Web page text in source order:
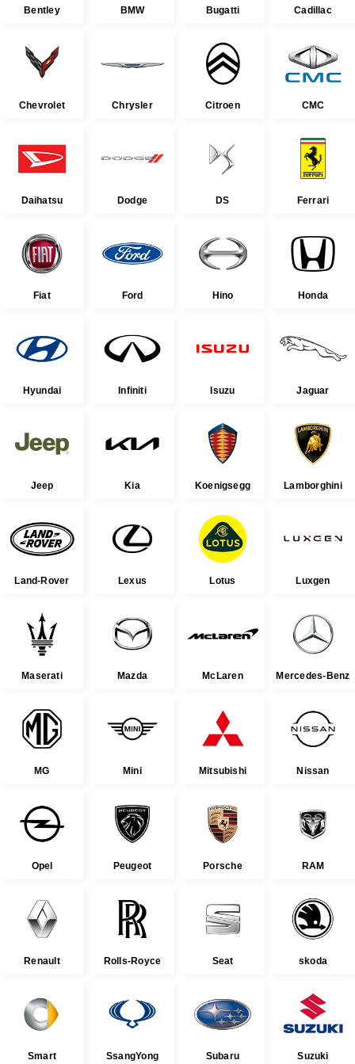
Bentley BMW Bugatti Cadillac
Chevrolet Chrysler Citroen CMC
Daihatsu Dodge DS Ferrari
Fiat Ford Hino Honda
Hyundai Infiniti Isuzu Jaguar
Jeep Kia Koenigsegg Lamborghini
Land-Rover Lexus Lotus Luxgen
Maserati Mazda McLaren Mercedes-Benz
MG Mini Mitsubishi Nissan
Opel Peugeot Porsche RAM
Renault Rolls-Royce Seat skoda
Smart SsangYong Subaru Suzuki